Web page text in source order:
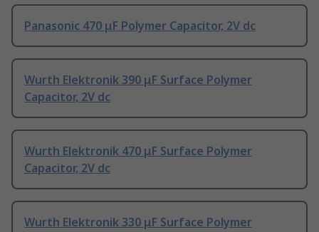
Panasonic 470 μF Polymer Capacitor, 2V dc
Wurth Elektronik 390 μF Surface Polymer
Capacitor, 2V dc
Wurth Elektronik 470 μF Surface Polymer
Capacitor, 2V dc
Wurth Elektronik 330 μF Surface Polymer